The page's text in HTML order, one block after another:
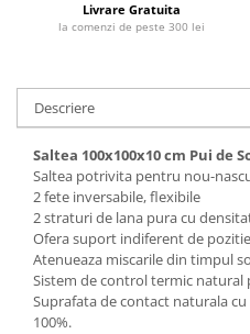
Livrare Gratuita
la comenzi de peste 300 lei
Descriere
Saltea 100x100x10 cm Pui de
Saltea potrivita pentru nou-
2 fete inversabile, flexibile
2 straturi de lana pura cu
Ofera suport indiferent de pozitie
Atenueaza miscarile din timpul
Sistem de control termic
Suprafata de contact naturala
100%.